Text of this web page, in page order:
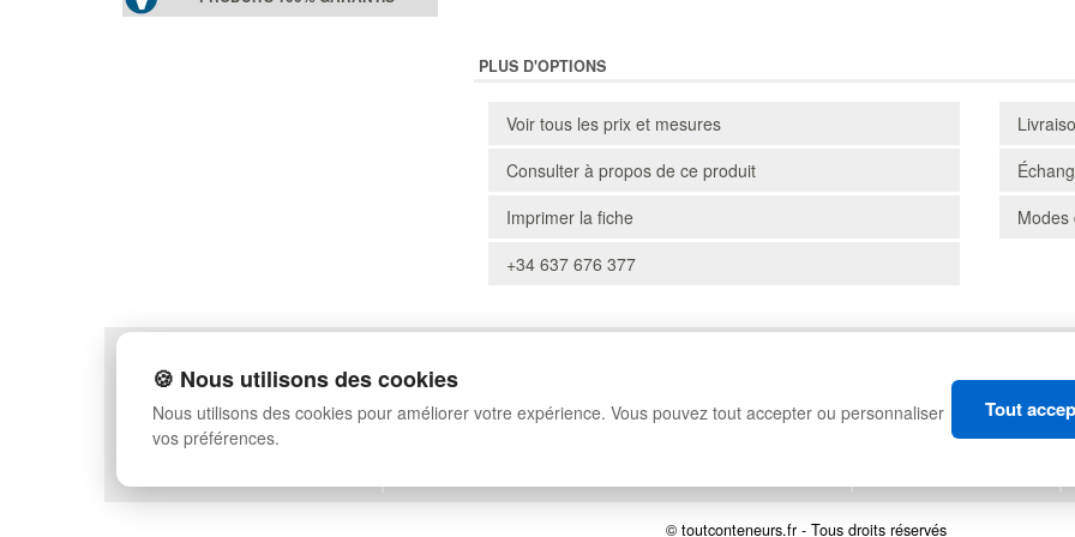
PLUS D'OPTIONS
Voir tous les prix et mesures
Consulter à propos de ce produit
Imprimer la fiche
+34 637 676 377
Modes
POLITIQUE DE CONFIDENTIALITÉ
CONDITIONS D'UTILISATION
ÉCHANGES ET RETOURS
CONTACT
PLAN DU SITE
FAQ
CONNEXION
RAYONNAGES
MANUTENTION
GESTION DES DÉCHETS
© toutconteneurs.fr - Tous droits réservés
🍪 Nous utilisons des cookies
Nous utilisons des cookies pour améliorer votre expérience. Vous pouvez tout accepter ou personnaliser
vos préférences.
Tout